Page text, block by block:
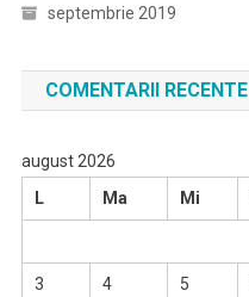
septembrie 2019
COMENTARII RECENTE
august 2026
L
Ma Mi
3 4 5